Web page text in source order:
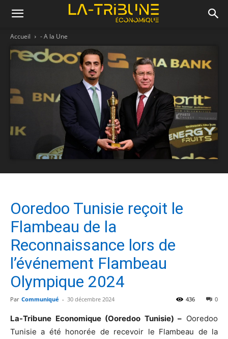
Accueil - A la Une
Ooredoo Tunisie reçoit le
Flambeau de la
Reconnaissance lors de
l’événement Flambeau
Olympique 2024
Par Communiqué - 30 décembre 2024 0
436
La-Tribune Economique (Ooredoo Tunisie) – Ooredoo
Tunisie a été honorée de recevoir le Flambeau de la